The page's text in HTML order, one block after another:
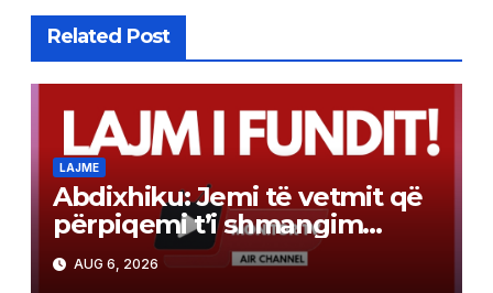
Related Post
LAJME
Abdixhiku: Jemi të vetmit që
përpiqemi t’i shmangim
zgjedhjet e reja
AUG 6, 2026